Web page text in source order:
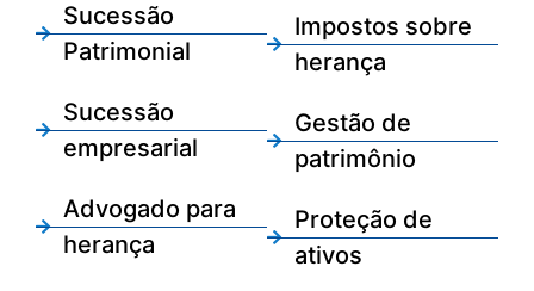
Sucessão
Patrimonial
Sucessão
empresarial
Advogado para
herança
Impostos sobre
herança
Gestão de
patrimônio
Proteção de
ativos